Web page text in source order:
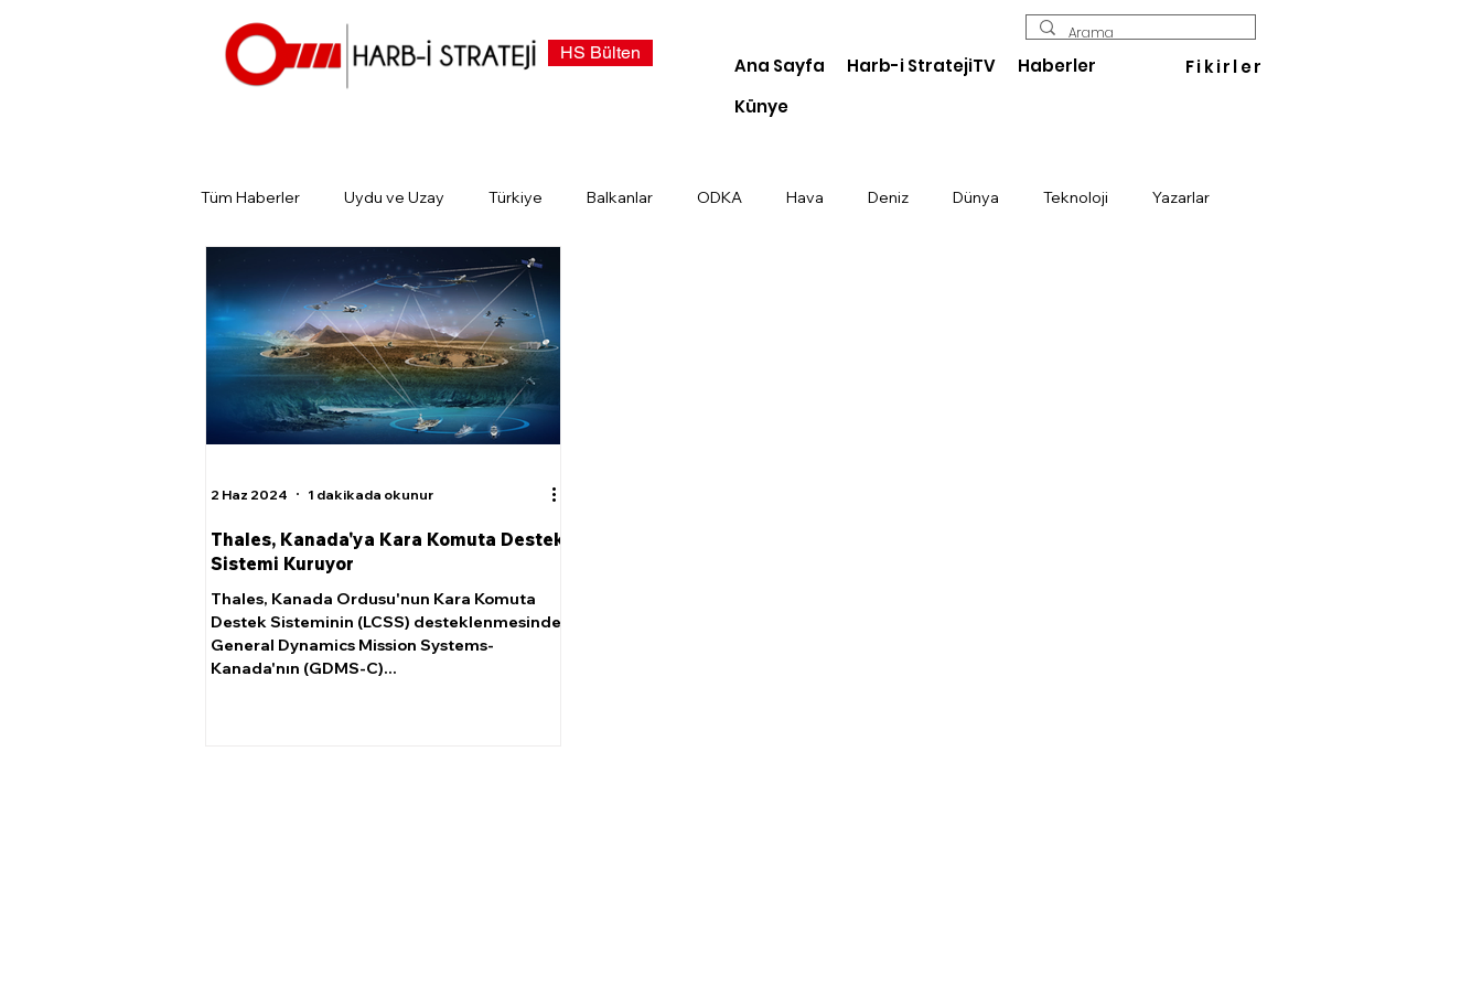
HS Bülten
Ana Sayfa Harb-i StratejiTV
Haberler
Künye
Fikirler
Tüm Haberler Uydu ve Uzay Türkiye Balkanlar ODKA Hava Deniz Dünya Teknoloji Yazarlar
Günün Gündemi Tarihin Gündemi
Thales, Kanada'ya Kara Komuta Destek
Sistemi Kuruyor
Thales, Kanada Ordusu'nun Kara Komuta
Destek Sisteminin (LCSS) desteklenmesinde
General Dynamics Mission Systems-
Kanada'nın (GDMS-C)...
2 Haz 2024 1 dakikada okunur